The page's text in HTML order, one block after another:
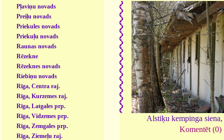
Pļaviņu novads
Preiļu novads
Priekules novads
Priekuļu novads
Raunas novads
Rēzekne
Rēzeknes novads
Riebiņu novads
Rīga, Centra raj.
Rīga, Kurzemes raj.
Rīga, Latgales prp.
Rīga, Vidzemes prp.
Rīga, Zemgales prp.
Rīga, Ziemeļu raj.
Alstiķu kempinga siena,
Komentēt (0)